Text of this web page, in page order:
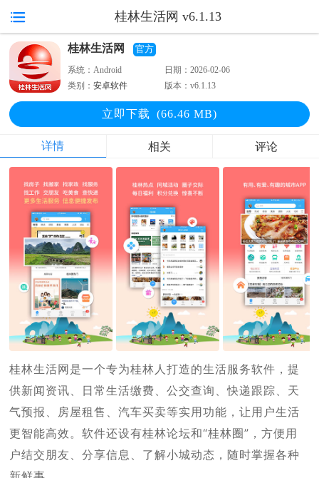
桂林生活网 v6.1.13
桂林生活网 官方
系统：Android 日期：2026-02-06
类别：安卓软件 版本：v6.1.13
立即下载 (66.46 MB)
详情 相关 评论
桂林生活网是一个专为桂林人打造的生活服务软件，提
供新闻资讯、日常生活缴费、公交查询、快递跟踪、天
气预报、房屋租售、汽车买卖等实用功能，让用户生活
更智能高效。软件还设有桂林论坛和“桂林圈”，方便用
户结交朋友、分享信息、了解小城动态，随时掌握各种